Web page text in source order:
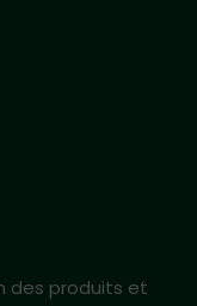
des produits et